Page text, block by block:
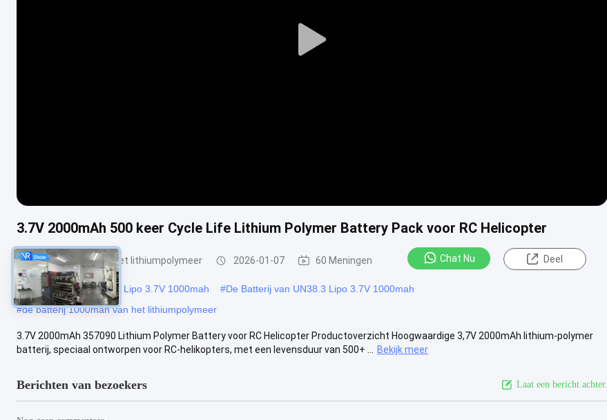
Play
3.7V 2000mAh 500 keer Cycle Life Lithium Polymer Battery Pack voor RC Helicopter
De Batterijpak van het lithiumpolymeer 2026-01-07 60 Meningen Chat Nu Deel
#523450 de Batterij van Lipo 3.7V 1000mah #De Batterij van UN38.3 Lipo 3.7V 1000mah
#de batterij 1000mah van het lithiumpolymeer
3.7V 2000mAh 357090 Lithium Polymer Battery voor RC Helicopter Productoverzicht Hoogwaardige 3,7V 2000mAh lithium-polymer
batterij, speciaal ontworpen voor RC-helikopters, met een levensduur van 500+ ...
Bekijk meer
Berichten van bezoekers Laat een bericht achter.